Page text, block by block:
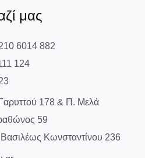
μας
6014 882
124
Γαρυττού 178 & Π. Μελά
59
Κωνσταντίνου 236